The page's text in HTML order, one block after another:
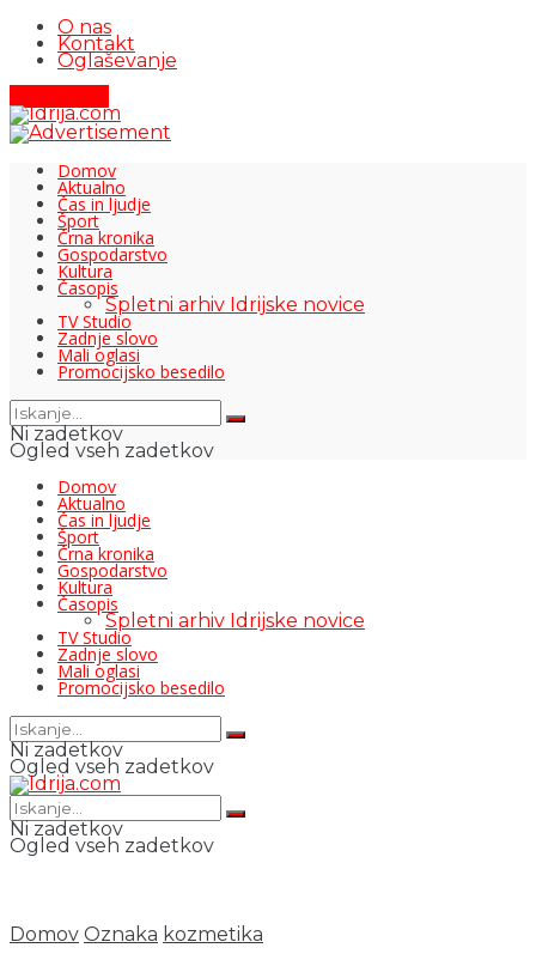
O nas
Kontakt
Oglaševanje
Domov
Aktualno
Čas in ljudje
Šport
Črna kronika
Gospodarstvo
Kultura
Časopis
Spletni arhiv Idrijske novice
TV Studio
Zadnje slovo
Mali oglasi
Promocijsko besedilo
Ni zadetkov
Ogled vseh zadetkov
Domov
Aktualno
Čas in ljudje
Šport
Črna kronika
Gospodarstvo
Kultura
Časopis
Spletni arhiv Idrijske novice
TV Studio
Zadnje slovo
Mali oglasi
Promocijsko besedilo
Ni zadetkov
Ogled vseh zadetkov
Ni zadetkov
Ogled vseh zadetkov
Domov Oznaka kozmetika